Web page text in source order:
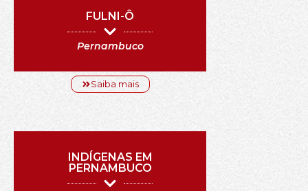
FULNI-Ô
Pernambuco
Saiba mais
INDÍGENAS EM
PERNAMBUCO